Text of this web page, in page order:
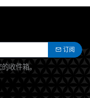
订阅
收件箱。